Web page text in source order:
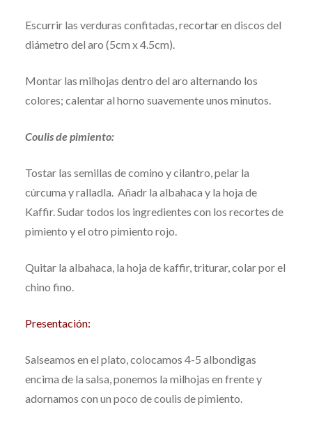
Escurrir las verduras confitadas, recortar en discos del
diámetro del aro (5cm x 4.5cm).
Montar las milhojas dentro del aro alternando los
colores; calentar al horno suavemente unos minutos.
Coulis de pimiento:
Tostar las semillas de comino y cilantro, pelar la
cúrcuma y ralladla. Añadr la albahaca y la hoja de
Kaffir. Sudar todos los ingredientes con los recortes de
pimiento y el otro pimiento rojo.
Quitar la albahaca, la hoja de kaffir, triturar, colar por el
chino fino.
Presentación:
Salseamos en el plato, colocamos 4-5 albondigas
encima de la salsa, ponemos la milhojas en frente y
adornamos con un poco de coulis de pimiento.